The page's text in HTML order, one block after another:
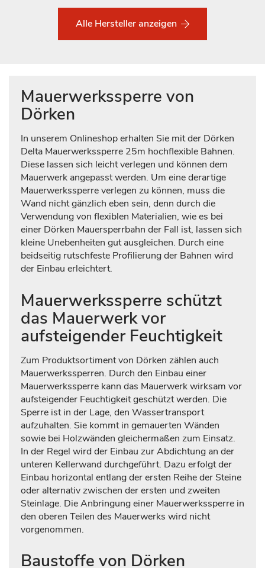
Alle Hersteller anzeigen
Mauerwerkssperre von
Dörken
In unserem Onlineshop erhalten Sie mit der Dörken
Delta Mauerwerkssperre 25m hochflexible Bahnen.
Diese lassen sich leicht verlegen und können dem
Mauerwerk angepasst werden. Um eine derartige
Mauerwerkssperre verlegen zu können, muss die
Wand nicht gänzlich eben sein, denn durch die
Verwendung von flexiblen Materialien, wie es bei
einer Dörken Mauersperrbahn der Fall ist, lassen sich
kleine Unebenheiten gut ausgleichen. Durch eine
beidseitig rutschfeste Profilierung der Bahnen wird
der Einbau erleichtert.
Mauerwerkssperre schützt
das Mauerwerk vor
aufsteigender Feuchtigkeit
Zum Produktsortiment von Dörken zählen auch
Mauerwerkssperren. Durch den Einbau einer
Mauerwerkssperre kann das Mauerwerk wirksam vor
aufsteigender Feuchtigkeit geschützt werden. Die
Sperre ist in der Lage, den Wassertransport
aufzuhalten. Sie kommt in gemauerten Wänden
sowie bei Holzwänden gleichermaßen zum Einsatz.
In der Regel wird der Einbau zur Abdichtung an der
unteren Kellerwand durchgeführt. Dazu erfolgt der
Einbau horizontal entlang der ersten Reihe der Steine
oder alternativ zwischen der ersten und zweiten
Steinlage. Die Anbringung einer Mauerwerkssperre in
den oberen Teilen des Mauerwerks wird nicht
vorgenommen.
Baustoffe von Dörken